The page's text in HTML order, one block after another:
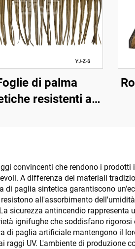
di palma
resistenti ai
convincenti che rendono i
A differenza dei materiali
di paglia sintetica garantiscono
all'assorbimento
sicurezza antincendio
ignifughe che soddisfano
di paglia artificiale mantengono il
raggi UV. L'ambiente di